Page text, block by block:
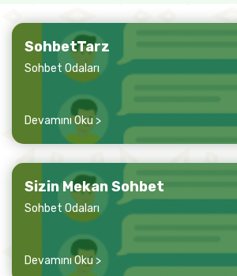
SohbetTarz
Sohbet Odaları
Devamını Oku >
Sizin Mekan Sohbet
Sohbet Odaları
Devamını Oku >